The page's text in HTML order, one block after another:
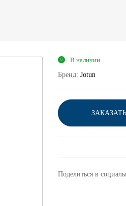
В наличии
Бренд: Jotun
ЗАКАЗАТЬ
Поделиться в